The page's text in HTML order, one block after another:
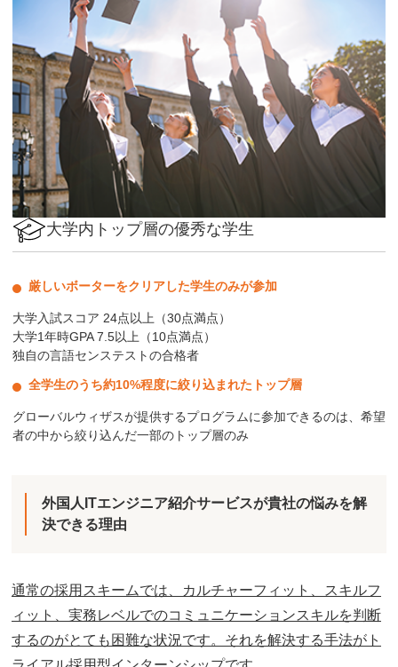
大学内トップ層の優秀な学生
厳しいボーターをクリアした学生のみが参加
大学入試スコア 24点以上（30点満点）
大学1年時GPA 7.5以上（10点満点）
独自の言語センステストの合格者
全学生のうち約10%程度に絞り込まれたトップ層
グローバルウィザスが提供するプログラムに参加できるのは、希望
者の中から絞り込んだ一部のトップ層のみ
外国人ITエンジニア紹介サービスが貴社の悩みを解
決できる理由
通常の採用スキームでは、カルチャーフィット、スキルフ
ィット、実務レベルでのコミュニケーションスキルを判断
するのがとても困難な状況です。それを解決する手法がト